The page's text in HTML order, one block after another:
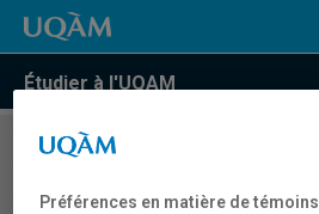
Étudier à l'UQAM
COURS//
Préférences en matière de témoins